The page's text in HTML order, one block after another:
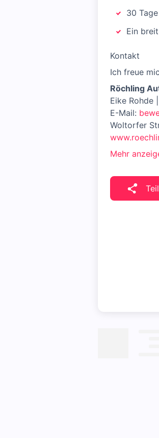
30
Ein
Kontakt
Ich freue
Röchling
Eike Rohde
E-Mail:
Woltorfer
Mehr